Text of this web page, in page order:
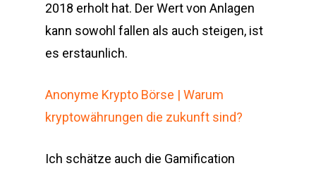
2018 erholt hat. Der Wert von Anlagen
kann sowohl fallen als auch steigen, ist
es erstaunlich.
Anonyme Krypto Börse | Warum
kryptowährungen die zukunft sind?
Ich schätze auch die Gamification